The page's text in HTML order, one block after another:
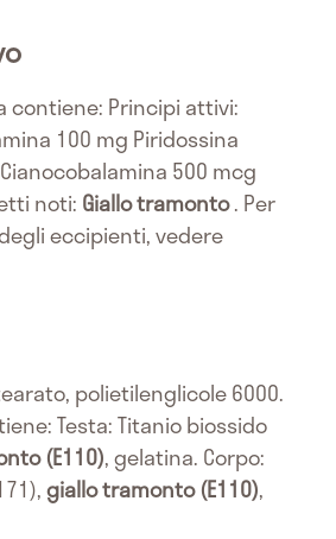
contiene: Principi attivi:
100 mg Piridossina
500 mcg
noti: Giallo tramonto. Per
eccipienti, vedere
polietilenglicole 6000.
Testa: Titanio biossido
(E110), gelatina. Corpo:
giallo tramonto (E110),